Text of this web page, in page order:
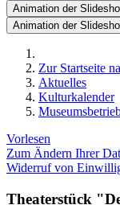
Animation der
Animation der
Zur Startseite
Aktuelles
Kulturkalender
Vorlesen
Zum Ändern Ihrer
Widerruf von
Theaterstück